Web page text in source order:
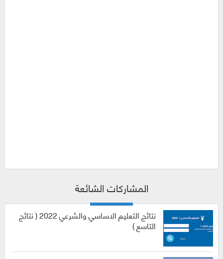
المشاركات الشائعة
نتائج التعليم الاساسي والشرعي 2022 ( نتائج
التاسع )